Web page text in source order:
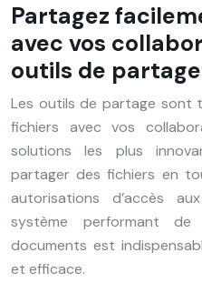
Partagez
avec vos
outils de partage
Les outils de partage sont
fichiers avec vos
solutions les plus
partager des fichiers en
autorisations d’accès
système performant de
documents est
et efficace.